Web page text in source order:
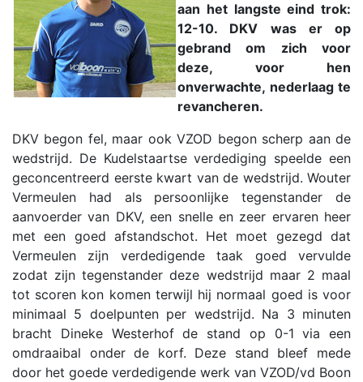
aan het langste eind trok:
12-10. DKV was er op
gebrand om zich voor
deze, voor hen
onverwachte, nederlaag te
revancheren.
DKV begon fel, maar ook VZOD begon scherp aan de
wedstrijd. De Kudelstaartse verdediging speelde een
geconcentreerd eerste kwart van de wedstrijd. Wouter
Vermeulen had als persoonlijke tegenstander de
aanvoerder van DKV, een snelle en zeer ervaren heer
met een goed afstandschot. Het moet gezegd dat
Vermeulen zijn verdedigende taak goed vervulde
zodat zijn tegenstander deze wedstrijd maar 2 maal
tot scoren kon komen terwijl hij normaal goed is voor
minimaal 5 doelpunten per wedstrijd. Na 3 minuten
bracht Dineke Westerhof de stand op 0-1 via een
omdraaibal onder de korf. Deze stand bleef mede
door het goede verdedigende werk van VZOD/vd Boon